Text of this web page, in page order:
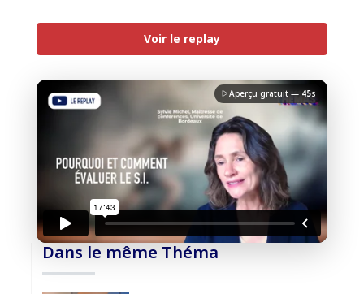
Voir le replay
Aperçu gratuit —45s
J'accepte la charte de confidentialitédu Monde
Informatique
Débloquer la vidéo
Dans le même Théma